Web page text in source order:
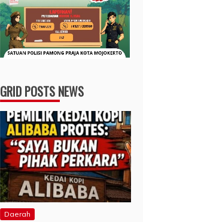
GRID POSTS NEWS
Daerah